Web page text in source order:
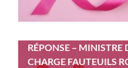
RÉPONSE – MINISTRE
CHARGE FAUTEUILS